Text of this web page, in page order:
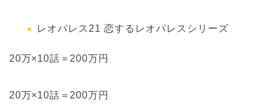
レオパレス21 恋するレオパレスシリーズ
20万×10話＝200万円
20万×10話＝200万円